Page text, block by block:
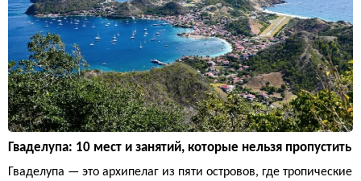
Гваделупа: 10 мест и занятий, которые нельзя пропустить
Гваделупа — это архипелаг из пяти островов, где тропические